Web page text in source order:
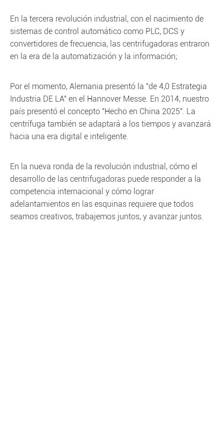
En la tercera revolución industrial, con el nacimiento de
sistemas de control automático como PLC, DCS y
convertidores de frecuencia, las centrifugadoras entraron
en la era de la automatización y la información;
Por el momento, Alemania presentó la "de 4,0 Estrategia
Industria DE LA" en el Hannover Messe. En 2014, nuestro
país presentó el concepto "Hecho en China 2025". La
centrífuga también se adaptará a los tiempos y avanzará
hacia una era digital e inteligente.
En la nueva ronda de la revolución industrial, cómo el
desarrollo de las centrifugadoras puede responder a la
competencia internacional y cómo lograr
adelantamientos en las esquinas requiere que todos
seamos creativos, trabajemos juntos, y avanzar juntos.